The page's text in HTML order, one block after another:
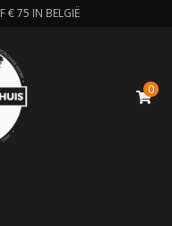
€ 75 IN BELGIË
0